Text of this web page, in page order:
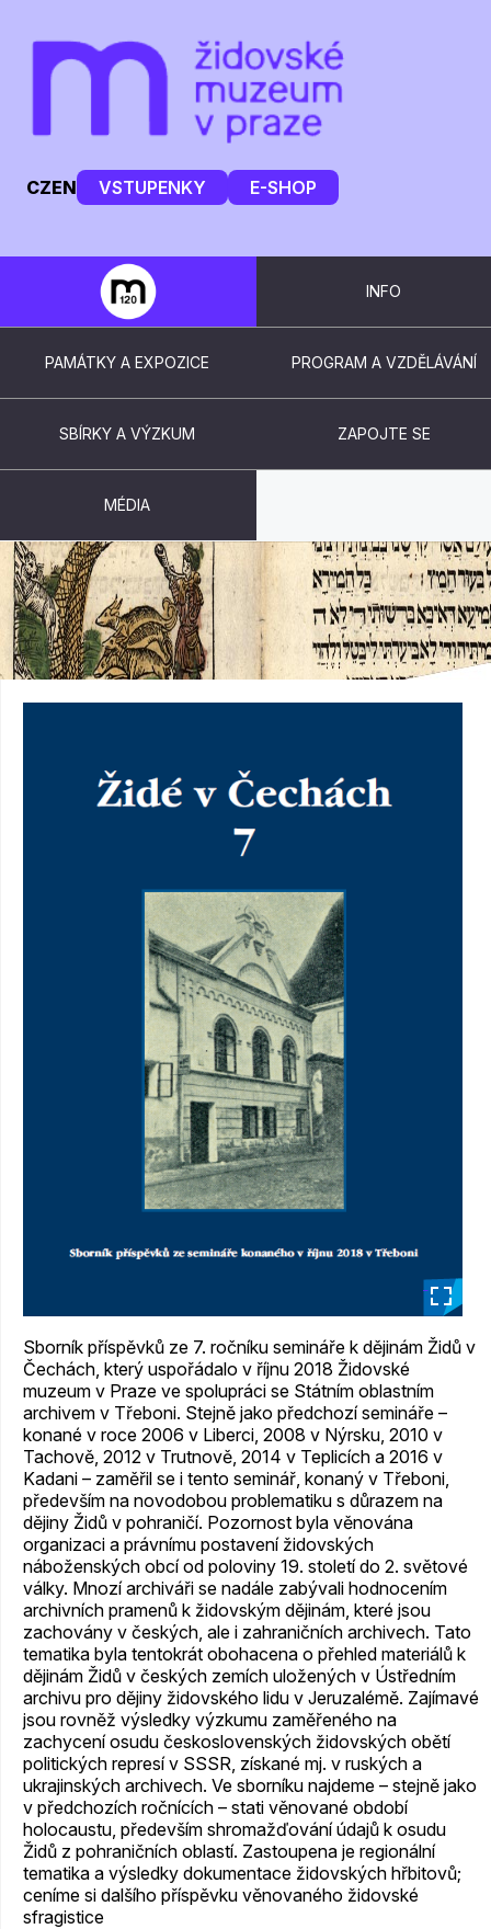
CZEN VSTUPENKY E-SHOP
INFO
PAMÁTKY A EXPOZICE PROGRAM A VZDĚLÁVÁNÍ
SBÍRKY A VÝZKUM ZAPOJTE SE
MÉDIA
ŽIDÉ V ČECHÁCH 7
Sborník příspěvků ze 7. ročníku semináře k dějinám Židů v
Čechách, který uspořádalo v říjnu 2018 Židovské
muzeum v Praze ve spolupráci se Státním oblastním
archivem v Třeboni. Stejně jako předchozí semináře –
konané v roce 2006 v Liberci, 2008 v Nýrsku, 2010 v
Tachově, 2012 v Trutnově, 2014 v Teplicích a 2016 v
Kadani – zaměřil se i tento seminář, konaný v Třeboni,
především na novodobou problematiku s důrazem na
dějiny Židů v pohraničí. Pozornost byla věnována
organizaci a právnímu postavení židovských
náboženských obcí od poloviny 19. století do 2. světové
války. Mnozí archiváři se nadále zabývali hodnocením
archivních pramenů k židovským dějinám, které jsou
zachovány v českých, ale i zahraničních archivech. Tato
tematika byla tentokrát obohacena o přehled materiálů k
dějinám Židů v českých zemích uložených v Ústředním
archivu pro dějiny židovského lidu v Jeruzalémě. Zajímavé
jsou rovněž výsledky výzkumu zaměřeného na
zachycení osudu československých židovských obětí
politických represí v SSSR, získané mj. v ruských a
ukrajinských archivech. Ve sborníku najdeme – stejně jako
v předchozích ročnících – stati věnované období
holocaustu, především shromažďování údajů k osudu
Židů z pohraničních oblastí. Zastoupena je regionální
tematika a výsledky dokumentace židovských hřbitovů;
ceníme si dalšího příspěvku věnovaného židovské
sfragistice